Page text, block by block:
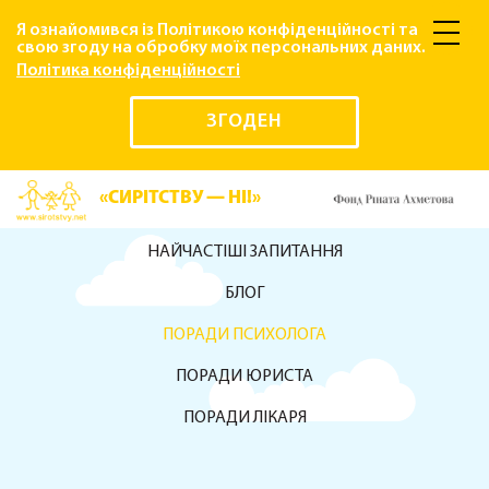
Я ознайомився із Політикою конфіденційності та даю
свою згоду на обробку моїх персональних даних.
Політика конфіденційності
ЗГОДЕН
«СИРІТСТВУ — НІ!»
НАЙЧАСТІШІ ЗАПИТАННЯ
БЛОГ
ПОРАДИ ПСИХОЛОГА
ПОРАДИ ЮРИСТА
ПОРАДИ ЛІКАРЯ